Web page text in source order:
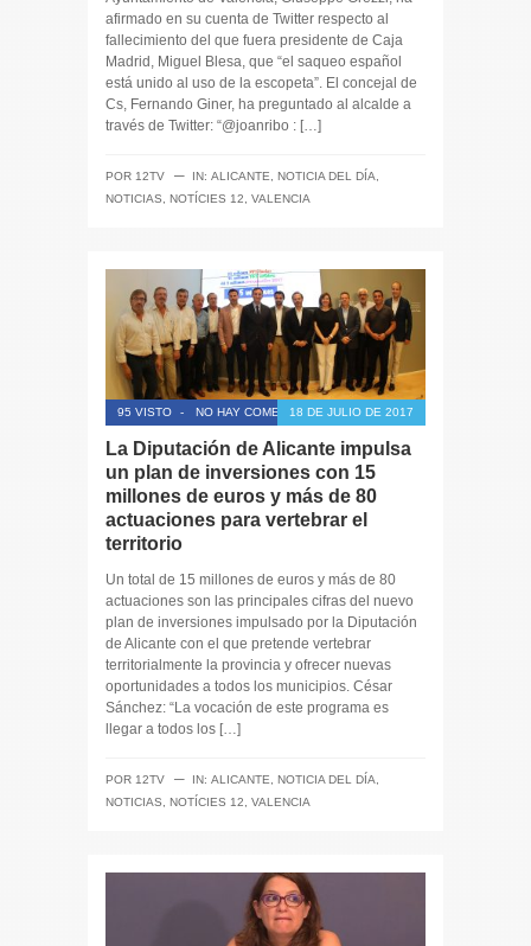
afirmado en su cuenta de Twitter respecto al
fallecimiento del que fuera presidente de Caja
Madrid, Miguel Blesa, que “el saqueo español
está unido al uso de la escopeta”. El concejal de
Cs, Fernando Giner, ha preguntado al alcalde a
través de Twitter: “@joanribo : […]
POR 12TV ─ IN: ALICANTE NOTICIA DEL DÍA
NOTICIAS
NOTÍCIES 12 VALENCIA
95 VISTO - NO HAY COMENTARIOS18 DE JULIO DE 2017
La Diputación de Alicante impulsa
un plan de inversiones con 15
millones de euros y más de 80
actuaciones para vertebrar el
territorio
Un total de 15 millones de euros y más de 80
actuaciones son las principales cifras del nuevo
plan de inversiones impulsado por la Diputación
de Alicante con el que pretende vertebrar
territorialmente la provincia y ofrecer nuevas
oportunidades a todos los municipios. César
Sánchez: “La vocación de este programa es
llegar a todos los […]
POR 12TV ─ IN: ALICANTE NOTICIA DEL DÍA
NOTICIAS
NOTÍCIES 12 VALENCIA